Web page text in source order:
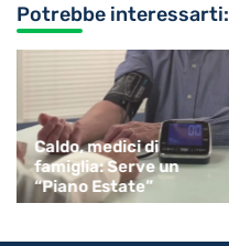
Potrebbe interessarti:
Caldo, medici di
famiglia: Serve un
“Piano Estate”